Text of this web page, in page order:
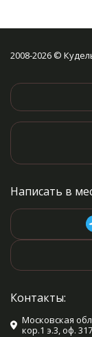
2008-2026 ©
Написать в
Контакты:
Московская
кор.1 э.3, оф. 317